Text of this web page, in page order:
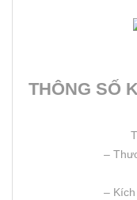
THÔNG SỐ
–
–